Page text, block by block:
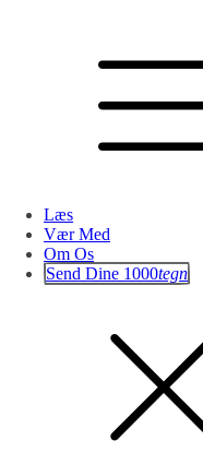
Læs
Vær Med
Om Os
Send Dine 1000tegn